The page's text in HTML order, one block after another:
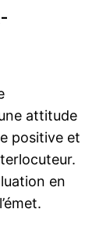
attitude
positive et
en